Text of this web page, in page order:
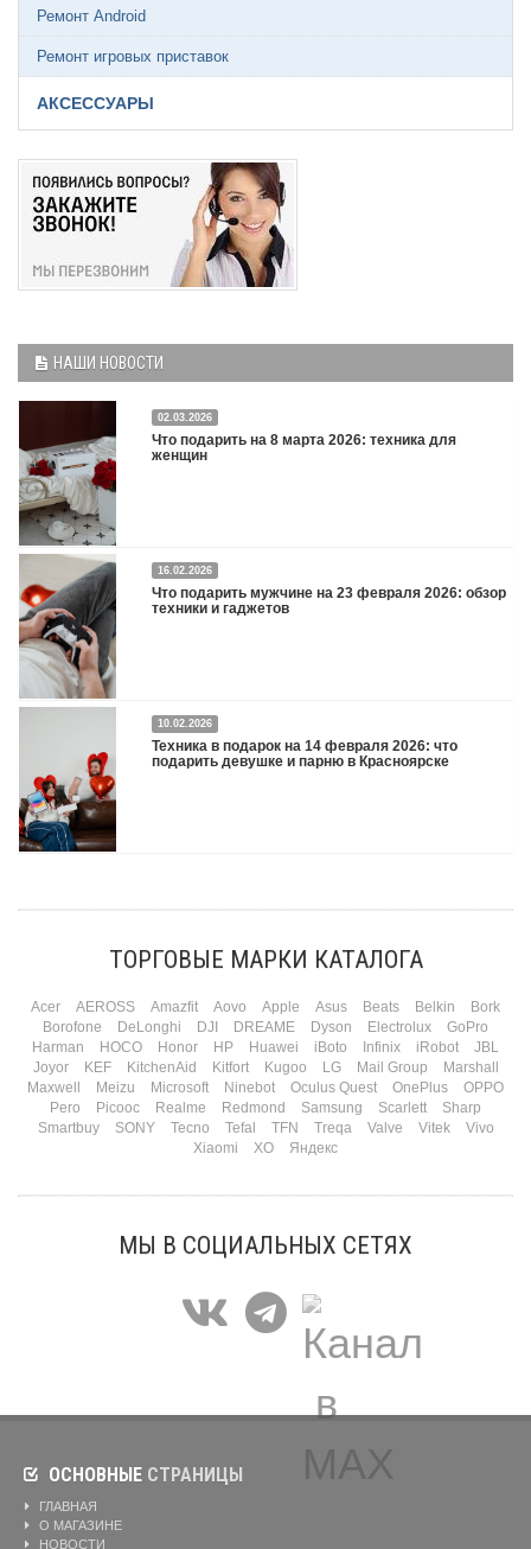
Ремонт Android
Ремонт игровых приставок
АКСЕССУАРЫ
НАШИ НОВОСТИ
02.03.2026
Что подарить на 8 марта 2026: техника для
женщин
Что подарить на 8 марта 2026: техника для женщин
16.02.2026
Что подарить мужчине на 23 февраля 2026: обзор
техники и гаджетов
Двадцать третье февраля — праздник, на который мужчины делают вид, что им
все равно. А потом три дня рассказывают коллегам, какую колонку / приставку /
камеру им подарили. Не верьте словам — верьте глазам, которые загораются
при виде новой коробки.
10.02.2026
Техника в подарок на 14 февраля 2026: что
подарить девушке и парню в Красноярске
марта — контрольный выстрел по кошельку. Начнем с первого — потому что он
ТОРГОВЫЕ МАРКИ КАТАЛОГА
Acer AEROSS Amazfit Aovo Apple Asus Beats Belkin
Bork
Borofone
DeLonghi DJI DREAME Dyson Electrolux
GoPro
Harman
HOCO Honor HP Huawei iBoto Infinix iRobot
JBL
Joyor
KEF KitchenAid Kitfort Kugoo LG Mail Group
Marshall
Maxwell
Meizu Microsoft Ninebot Oculus Quest OnePlus
OPPO
Pero
Picooc Realme Redmond Samsung Scarlett
Sharp
Smartbuy
SONY Tecno Tefal TFN Treqa Valve Vitek
Vivo
Xiaomi
XO Яндекс
МЫ В СОЦИАЛЬНЫХ СЕТЯХ
ОСНОВНЫЕ СТРАНИЦЫ
ГЛАВНАЯ
О МАГАЗИНЕ
НОВОСТИ